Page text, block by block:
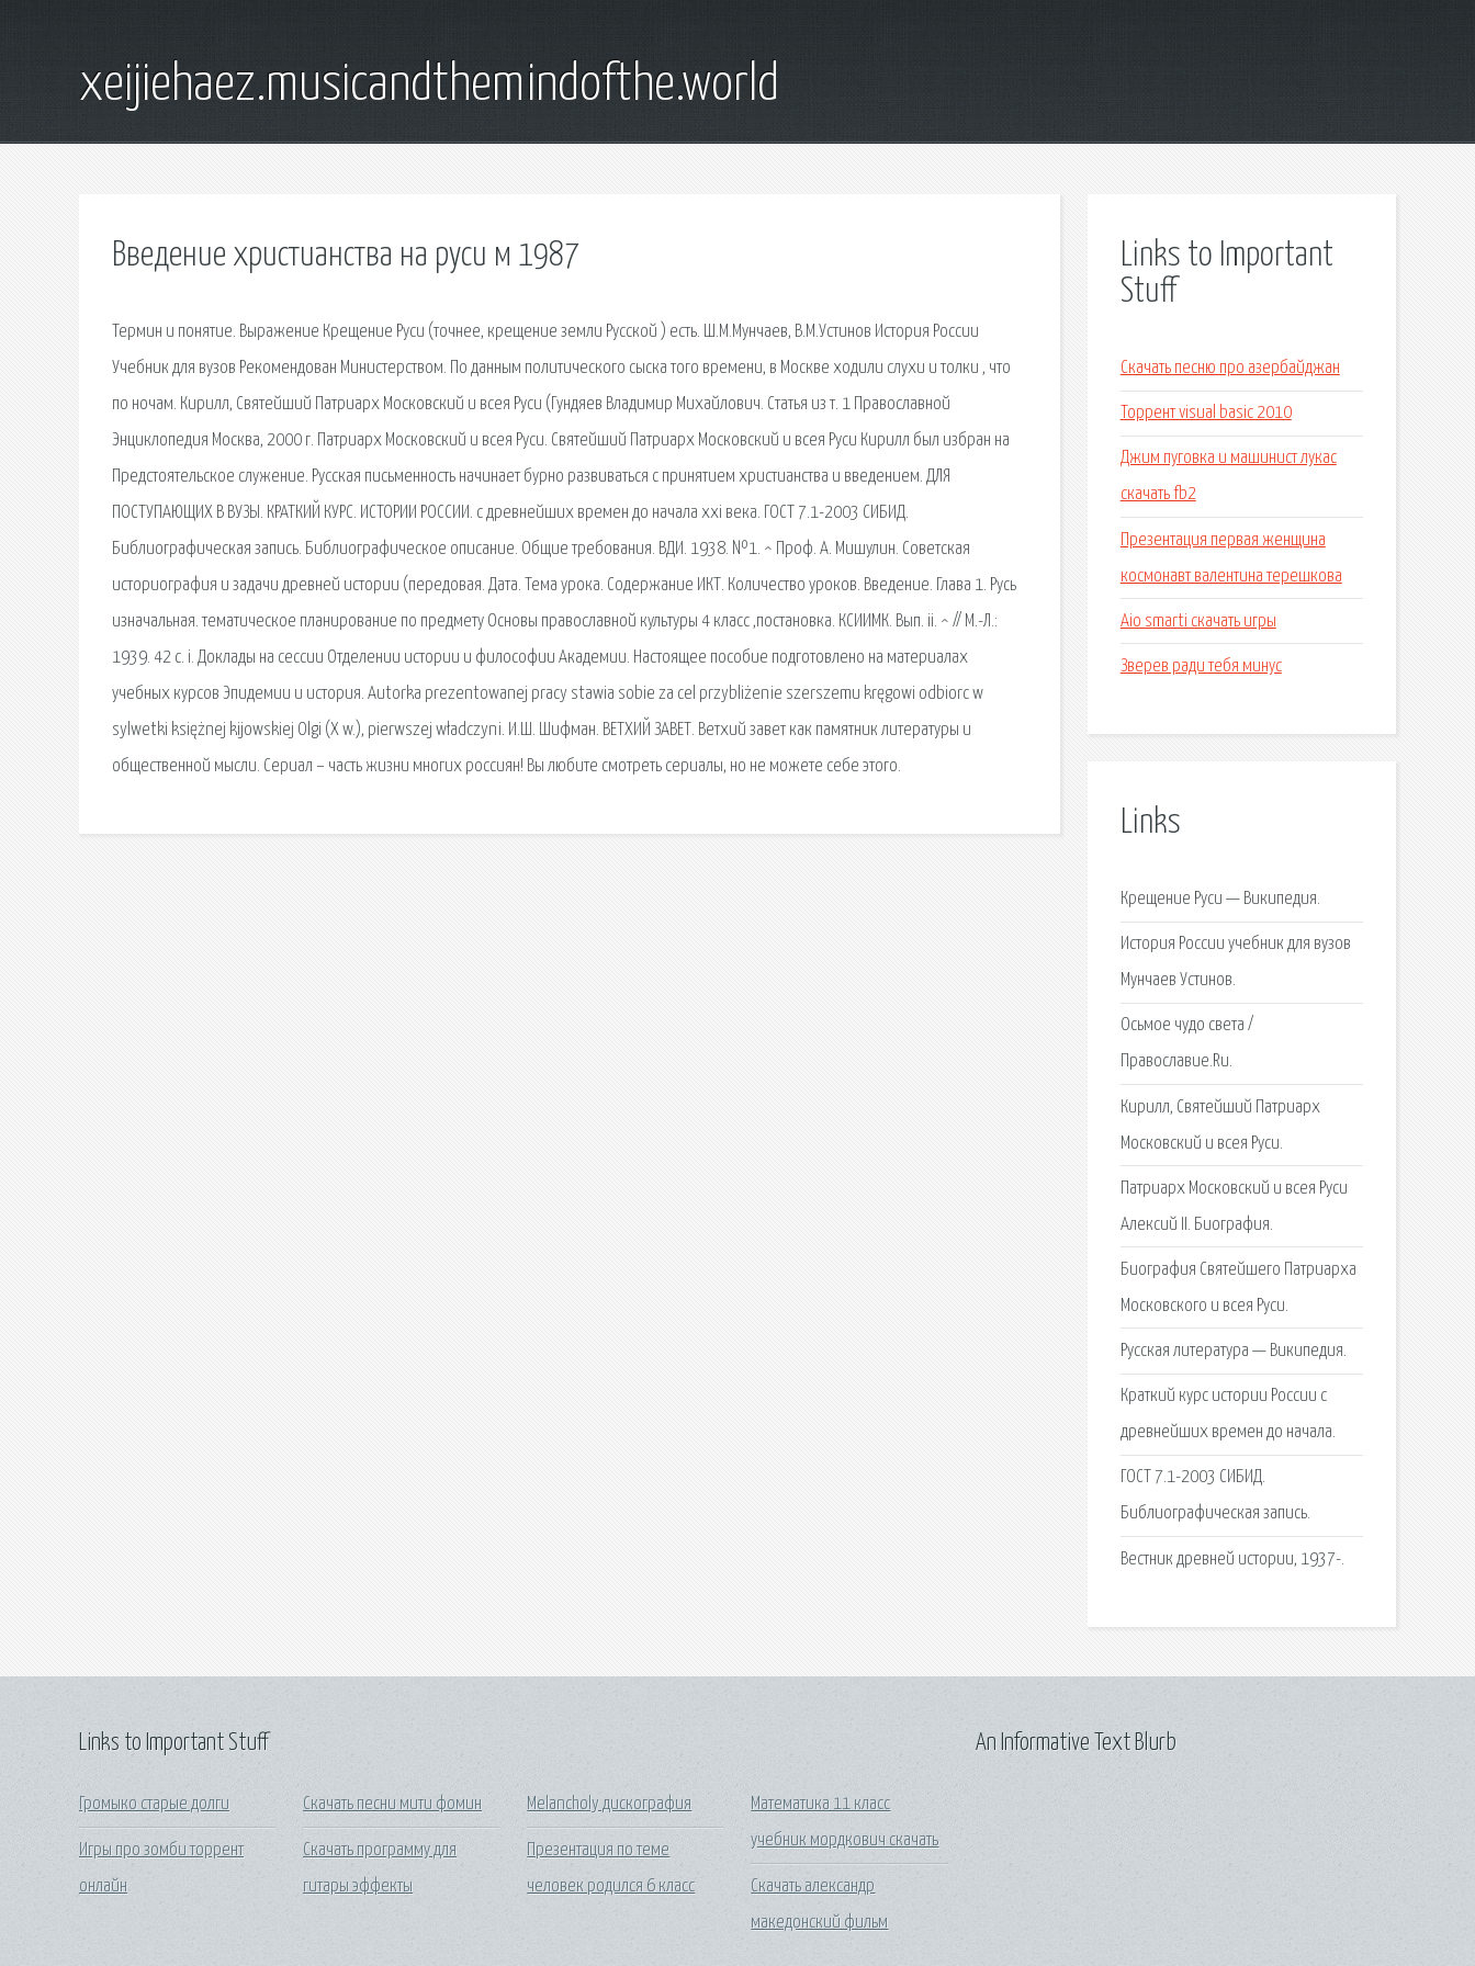
xeijiehaez.musicandthemindofthe.world
Введение христианства на руси м 1987
Термин и понятие. Выражение Крещение Руси (точнее, крещение земли Русской ) есть. Ш.М.Мунчаев, В.М.Устинов История России
Учебник для вузов Рекомендован Министерством. По данным политического сыска того времени, в Москве ходили слухи и толки , что
по ночам. Кирилл, Святейший Патриарх Московский и всея Руси (Гундяев Владимир Михайлович. Статья из т. 1 Православной
Энциклопедия Москва, 2000 г. Патриарх Московский и всея Руси. Святейший Патриарх Московский и всея Руси Кирилл был избран на
Предстоятельское служение. Русская письменность начинает бурно развиваться с принятием христианства и введением. ДЛЯ
ПОСТУПАЮЩИХ В ВУЗЫ. КРАТКИЙ КУРС. ИСТОРИИ РОССИИ. с древнейших времен до начала xxi века. ГОСТ 7.1-2003 СИБИД.
Библиографическая запись. Библиографическое описание. Общие требования. ВДИ. 1938. №1. ^ Проф. А. Мишулин. Советская
историография и задачи древней истории (передовая. Дата. Тема урока. Содержание ИКТ. Количество уроков. Введение. Глава 1. Русь
изначальная. тематическое планирование по предмету Основы православной культуры 4 класс ,постановка. КСИИМК. Вып. ii. ^ // М.-Л.:
1939. 42 с. i. Доклады на сессии Отделении истории и философии Академии. Настоящее пособие подготовлено на материалах
учебных курсов Эпидемии и история. Autorka prezentowanej pracy stawia sobie za cel przybliżenie szerszemu kręgowi odbiorc w
sylwetki księżnej kijowskiej Olgi (X w.), pierwszej władczyni. И.Ш. Шифман. ВЕТХИЙ ЗАВЕТ. Ветхий завет как памятник литературы и
общественной мысли. Сериал – часть жизни многих россиян! Вы любите смотреть сериалы, но не можете себе этого.
Links to Important
Stuff
Скачать песню про азербайджан
Торрент visual basic 2010
Джим пуговка и машинист лукас
скачать fb2
Презентация первая женщина
космонавт валентина терешкова
Aio smarti скачать игры
Зверев ради тебя минус
Links
Крещение Руси — Википедия.
История России учебник для вузов
Мунчаев Устинов.
Осьмое чудо света /
Православие.Ru.
Кирилл, Святейший Патриарх
Московский и всея Руси.
Патриарх Московский и всея Руси
Алексий II. Биография.
Биография Святейшего Патриарха
Московского и всея Руси.
Русская литература — Википедия.
Краткий курс истории России с
древнейших времен до начала.
ГОСТ 7.1-2003 СИБИД.
Библиографическая запись.
Вестник древней истории, 1937-.
Links to Important Stuff
Громыко старые долги
Игры про зомби торрент
онлайн
Скачать песни мити фомин
Скачать программу для
гитары эффекты
Melancholy дискография
Презентация по теме
человек родился 6 класс
Математика 11 класс
учебник мордкович скачать
Скачать александр
македонский фильм
An Informative Text Blurb